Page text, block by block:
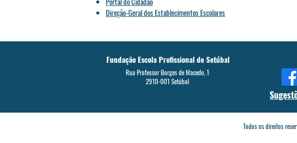
Direção-Geral dos Establecimentos Escolares
Fundação Escola Profissional de Setúbal
Rua Professor Borges de Macedo, 1
2910-001 Setúbal
Todos os direitos